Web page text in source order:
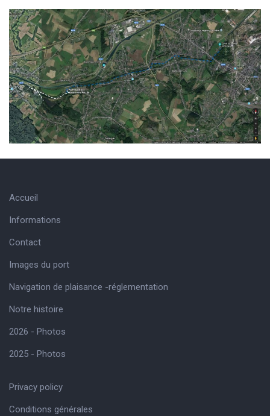
Accueil
Informations
Contact
Images du port
Navigation de plaisance -réglementation
Notre histoire
2026 - Photos
2025 - Photos
Privacy policy
Conditions générales